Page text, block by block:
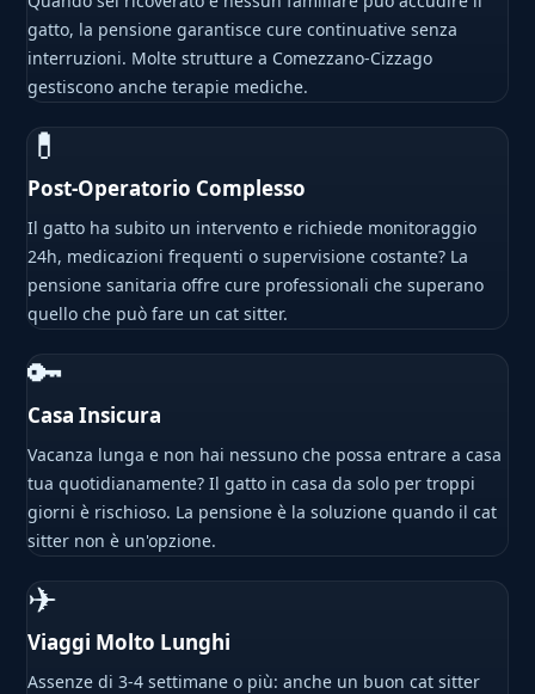
gatto, la pensione garantisce cure continuative senza
interruzioni. Molte strutture a Comezzano-Cizzago
gestiscono anche terapie mediche.
💊
Post-Operatorio Complesso
Il gatto ha subito un intervento e richiede monitoraggio
24h, medicazioni frequenti o supervisione costante? La
pensione sanitaria offre cure professionali che superano
quello che può fare un cat sitter.
🔑
Casa Insicura
Vacanza lunga e non hai nessuno che possa entrare a casa
tua quotidianamente? Il gatto in casa da solo per troppi
giorni è rischioso. La pensione è la soluzione quando il cat
sitter non è un'opzione.
✈
Viaggi Molto Lunghi
Assenze di 3-4 settimane o più: anche un buon cat sitter